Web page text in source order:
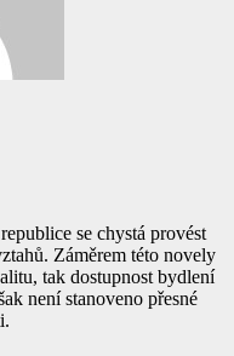
se chystá provést
Záměrem této novely
tak dostupnost bydlení
není stanoveno přesné